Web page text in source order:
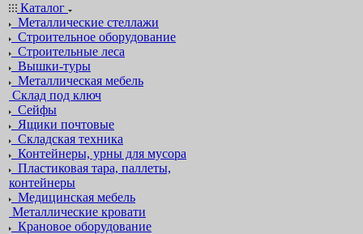
Каталог
Металлические стеллажи
Строительное оборудование
Строительные леса
Вышки-туры
Металлическая мебель
Склад под ключ
Сейфы
Ящики почтовые
Складская техника
Контейнеры, урны для мусора
Пластиковая тара, паллеты,
контейнеры
Медицинская мебель
Металлические кровати
Крановое оборудование